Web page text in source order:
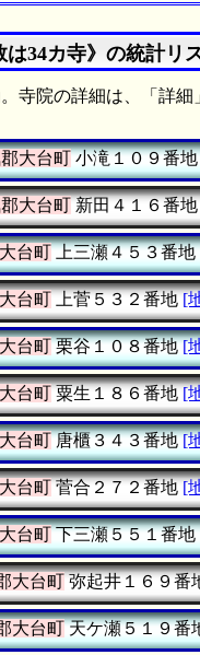
34カ寺》の統計リ
寺院の詳細は、「詳
大台町小滝１０９番地
大台町新田４１６番地
台町上三瀬４５３番地
台町上菅５３２番地 [
台町栗谷１０８番地 [
台町粟生１８６番地 [
台町唐櫃３４３番地 [
台町菅合２７２番地 [
台町下三瀬５５１番地
大台町弥起井１６９番
大台町天ケ瀬５１９番